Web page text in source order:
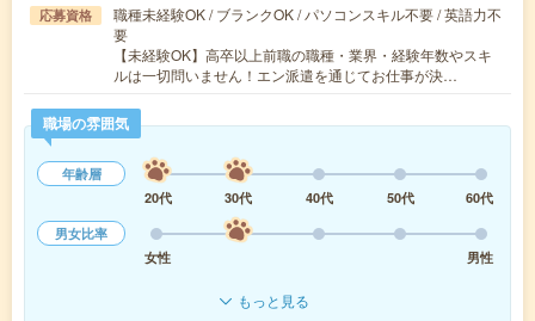
応募資格
職種未経験OK / ブランクOK / パソコンスキル不要 / 英語力不
要
【未経験OK】高卒以上前職の職種・業界・経験年数やスキ
ルは一切問いません！エン派遣を通じてお仕事が決…
職場の雰囲気
年齢層
20代
30代 40代 50代
60代
男女比率
女性
男性
もっと見る